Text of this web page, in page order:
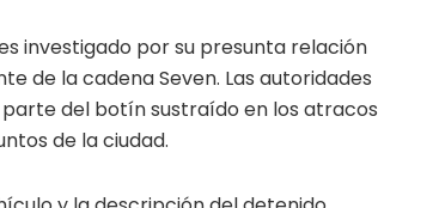
investigado por su presunta relación
de la cadena Seven. Las autoridades
del botín sustraído en los atracos
de la ciudad.